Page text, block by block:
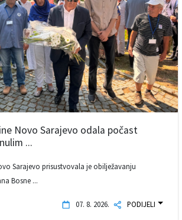
Novo Sarajevo odala počast
...
Sarajevo prisustvovala je obilježavanju
Bosne ...
07. 8. 2026. PODIJELI